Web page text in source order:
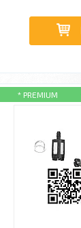
* PREMIUM